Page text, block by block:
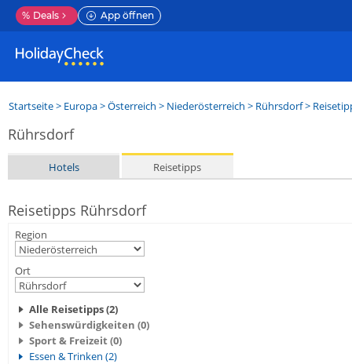
% Deals App öffnen
Startseite> Europa>Österreich > Niederösterreich > Rührsdorf>
Rührsdorf
Hotels Reisetipps
Reisetipps Rührsdorf
Region
Ort
Alle Reisetipps (2)
Sehenswürdigkeiten (0)
Sport & Freizeit (0)
Essen & Trinken (2)